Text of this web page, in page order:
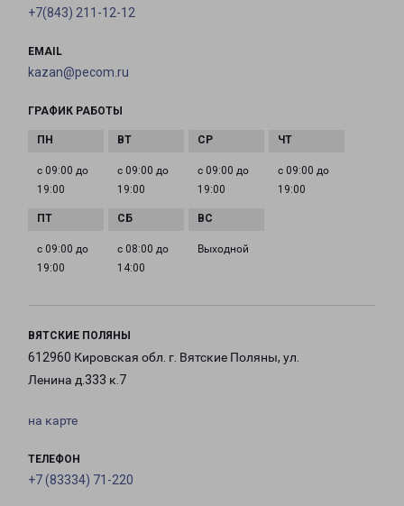
+7(843) 211-12-12
EMAIL
kazan@pecom.ru
ГРАФИК РАБОТЫ
с 09:00 до
19:00
с 09:00 до
19:00
с 09:00 до
19:00
с 09:00 до
19:00
с 09:00 до
19:00
с 08:00 до
14:00
Выходной
ВЯТСКИЕ ПОЛЯНЫ
612960 Кировская обл. г. Вятские Поляны, ул.
Ленина д.333 к.7
на карте
ТЕЛЕФОН
+7 (83334) 71-220